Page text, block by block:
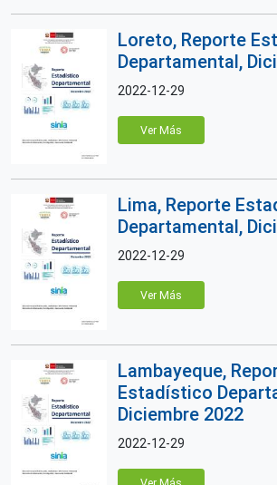
Loreto, Reporte
Departamental,
2022-12-29
Ver Más
Lima, Reporte
Departamental,
2022-12-29
Ver Más
Lambayeque,
Estadístico
Diciembre 2022
2022-12-29